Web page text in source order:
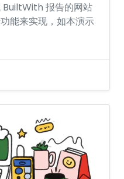
BuiltWith 报告的网站
能来实现，如本演示